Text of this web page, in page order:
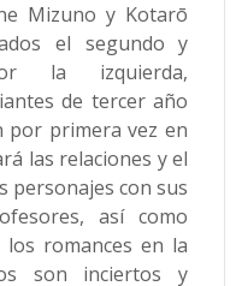
Mizuno y Kotarō
el segundo y
la izquierda,
de tercer año
por primera vez en
las relaciones y el
personajes con sus
así como
romances en la
son inciertos y